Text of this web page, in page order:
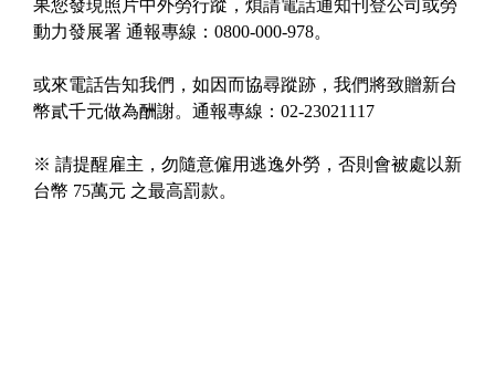
果您發現照片中外勞行蹤，煩請電話通知刊登公司或勞
動力發展署 通報專線：0800-000-978。
或來電話告知我們，如因而協尋蹤跡，我們將致贈新台
幣貳千元做為酬謝。通報專線：02-23021117
※ 請提醒雇主，勿隨意僱用逃逸外勞，否則會被處以新
台幣 75萬元 之最高罰款。